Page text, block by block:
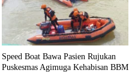
Speed Boat Bawa Pasien Rujukan
Puskesmas Agimuga Kehabisan BBM